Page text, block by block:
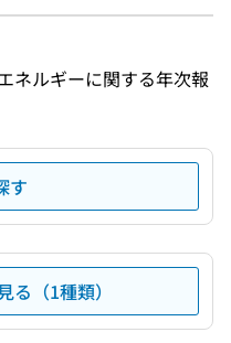
ネルギーに関する年次報
す
る（1種類）